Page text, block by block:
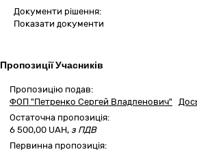
Документи рішення:
Показати документи
Пропозиції Учасників
Пропозицію подав:
ФОП "Петренко Сергей Владленович"
Остаточна пропозиція:
6 500,00 UAH, з ПДВ
Первинна пропозиція: